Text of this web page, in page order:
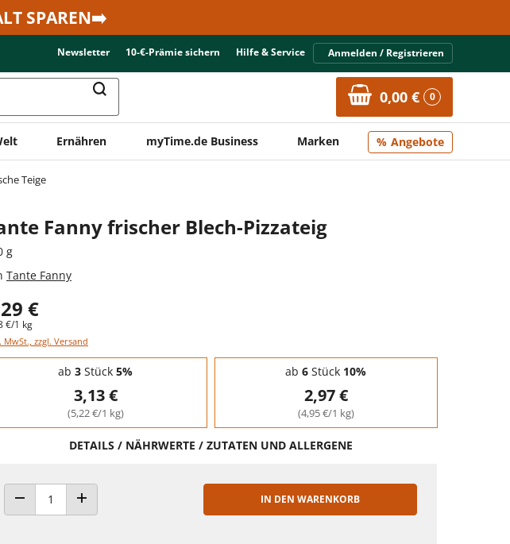
SPAREN➡️
Newsletter 10-€-Prämie sichern Hilfe & Service Anmelden / Registrieren
0,00 € 0
Ernähren myTime.de Business Marken Angebote
Teige
Fanny frischer Blech-Pizzateig
g
Tante Fanny
€
€/1 kg
MwSt., zzgl. Versand
- Mengenrabatt
ab 3 Stück 5%
3,13 €
(5,22 €/1 kg)
ab 6 Stück 10%
2,97 €
(4,95 €/1 kg)
DETAILS / NÄHRWERTE / ZUTATEN UND ALLERGENE
ANZAHL VERRINGERNANZAHL ERHÖHEN
IN DEN WARENKORB